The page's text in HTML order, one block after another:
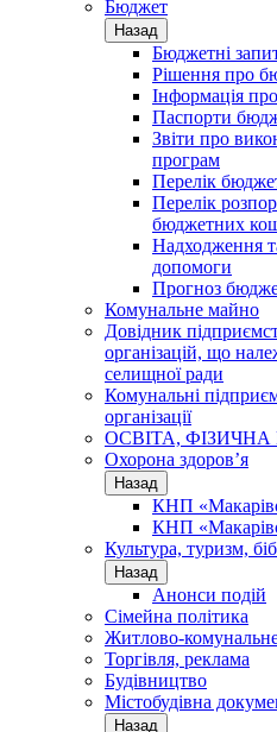
Бюджет
Назад
Бюджетні
Рішення про
Інформація
Паспорти
Звіти про
програм
Перелік
Перелік
бюджетних
Надходження
допомоги
Прогноз
Комунальне майно
Довідник
організацій, що
селищної ради
Комунальні
організації
ОСВІТА, ФІЗИЧНА
Охорона здоров’я
Назад
КНП
КНП
Культура, туризм,
Назад
Анонси подій
Сімейна політика
Житлово-комунальне
Торгівля, реклама
Будівництво
Містобудівна
Назад